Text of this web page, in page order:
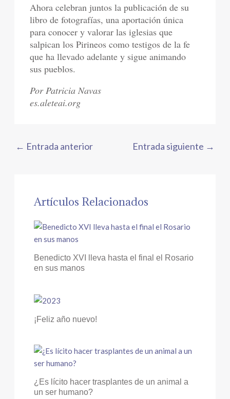
Ahora celebran juntos la publicación de su
libro de fotografías, una aportación única
para conocer y valorar las iglesias que
salpican los Pirineos como testigos de la fe
que ha llevado adelante y sigue animando
sus pueblos.
Por Patricia Navas
es.aleteai.org
← Entrada anterior Entrada siguiente →
Artículos Relacionados
Benedicto XVI lleva hasta el final el Rosario
en sus manos
¡Feliz año nuevo!
¿Es lícito hacer trasplantes de un animal a
un ser humano?